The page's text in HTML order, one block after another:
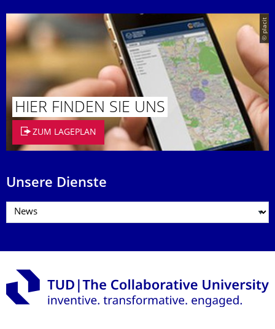
© placit
HIER FINDEN SIE UNS
ZUM LAGEPLAN
Unsere Dienste